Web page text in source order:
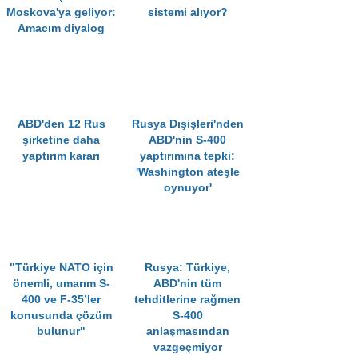
Moskova'ya geliyor:
Amacım diyalog
sistemi alıyor?
ABD'den 12 Rus
şirketine daha
yaptırım kararı
Rusya Dışişleri'nden
ABD'nin S-400
yaptırımına tepki:
'Washington ateşle
oynuyor'
"Türkiye NATO için
önemli, umarım S-
400 ve F-35’ler
konusunda çözüm
bulunur"
Rusya: Türkiye,
ABD'nin tüm
tehditlerine rağmen
S-400
anlaşmasından
vazgeçmiyor